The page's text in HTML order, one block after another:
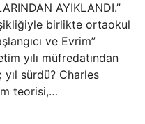
AYIKLANDI.”
birlikte ortaokul
ve Evrim”
yılı müfredatından
yıl sürdü? Charles
teorisi,…